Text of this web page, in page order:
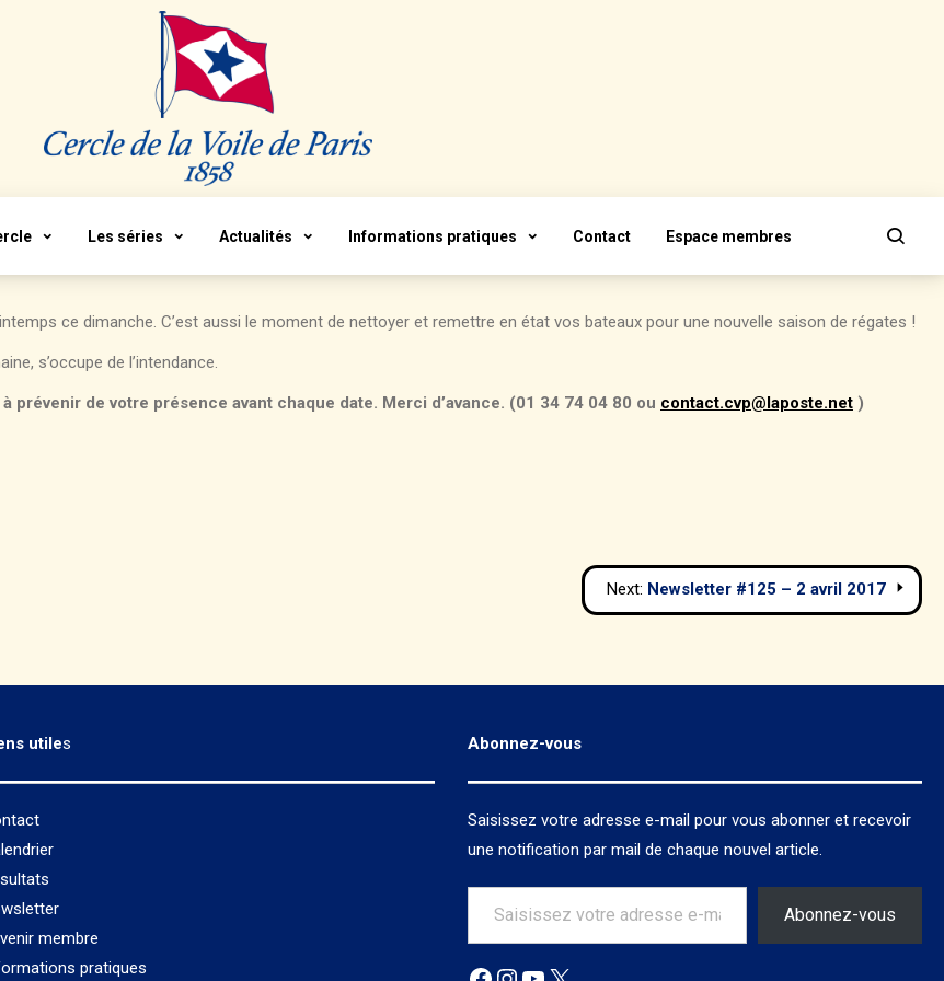
Les séries Actualités Informations pratiques Contact Espace membres
ce dimanche. C’est aussi le moment de nettoyer et remettre en état vos bateaux pour une nouvelle saison de régates !
s’occupe de l’intendance.
de votre présence avant chaque date. Merci d’avance. (01 34 74 04 80 ou contact.cvp@laposte.net )
Next: Newsletter #125 – 2 avril 2017
utiles
membre
pratiques
Abonnez-vous
Saisissez votre adresse e-mail pour vous abonner et recevoir
une notification par mail de chaque nouvel article.
Saisissez votre adresse e-mail…
Abonnez-vous